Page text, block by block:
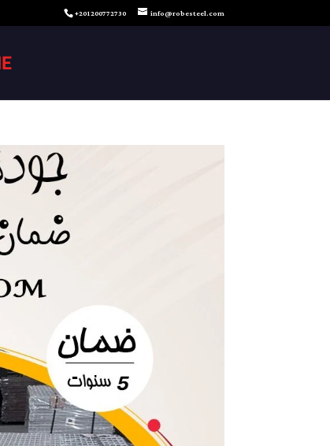
+201200772730 info@robesteel.com